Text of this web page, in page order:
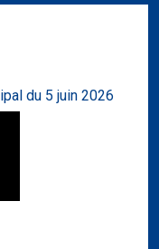
du 5 juin 2026